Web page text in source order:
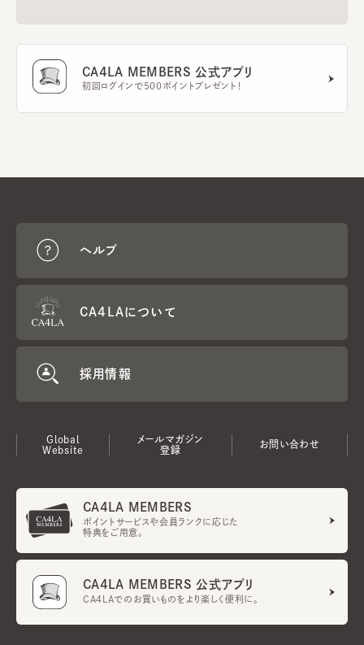
CA4LA MEMBERS 公式アプリ
初回ログインで500ポイントプレゼント！
ヘルプ
CA4LAについて
採用情報
Global
Website
メールマガジン
登録
お問い合わせ
CA4LA MEMBERS
ポイントサービスや会員ランクに応じた
特典をご用意。
CA4LA MEMBERS 公式アプリ
CA4LAでのお買いものをより楽しく便利に。